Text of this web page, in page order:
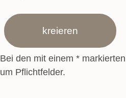
Bei den mit einem *
um Pflichtfelder.